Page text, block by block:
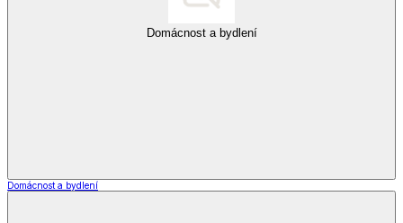
Domácnost a bydlení
Domácnost a bydlení